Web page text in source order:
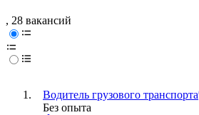
, 28 вакансий
Водитель грузового транспорта
Без опыта